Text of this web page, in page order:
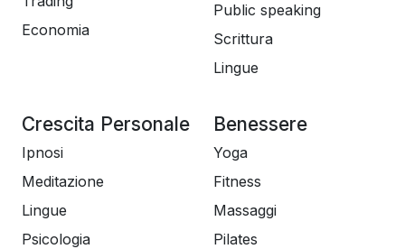
Economia
Public speaking
Scrittura
Lingue
Crescita Personale
Ipnosi
Meditazione
Lingue
Psicologia
Benessere
Yoga
Fitness
Massaggi
Pilates